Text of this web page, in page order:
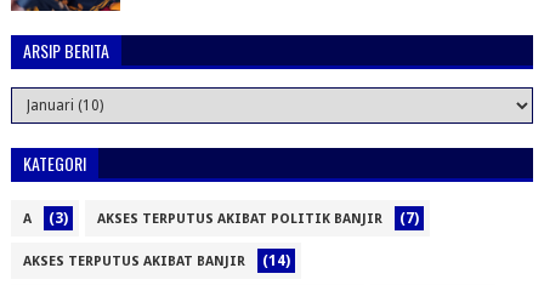
ARSIP BERITA
KATEGORI
A (3) AKSES TERPUTUS AKIBAT POLITIK BANJIR (7)
AKSES TERPUTUS AKIBAT BANJIR (14)